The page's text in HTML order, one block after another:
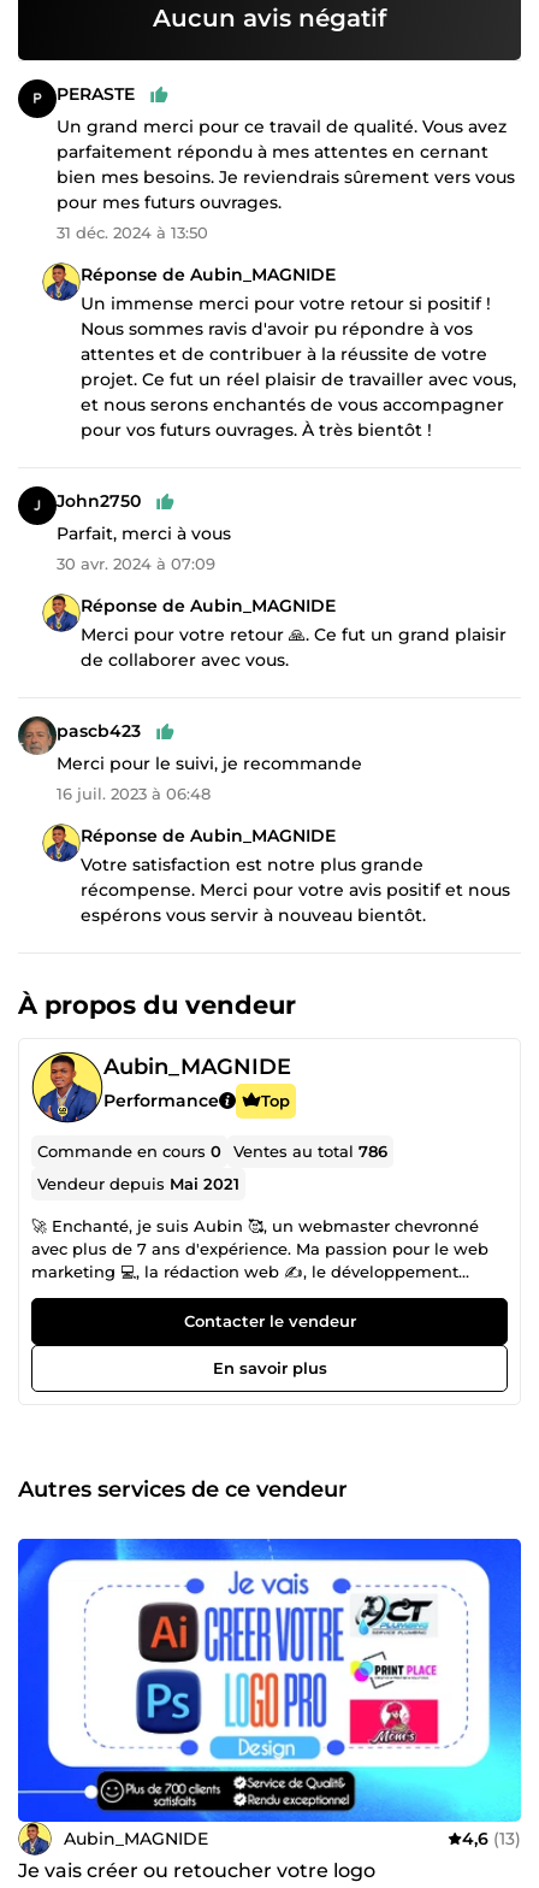
Aucun avis négatif
PERASTE
Un grand merci pour ce travail de qualité. Vous avez
parfaitement répondu à mes attentes en cernant
bien mes besoins. Je reviendrais sûrement vers vous
pour mes futurs ouvrages.
31 déc. 2024 à 13:50
Réponse de Aubin_MAGNIDE
Un immense merci pour votre retour si positif !
Nous sommes ravis d'avoir pu répondre à vos
attentes et de contribuer à la réussite de votre
projet. Ce fut un réel plaisir de travailler avec vous,
et nous serons enchantés de vous accompagner
pour vos futurs ouvrages. À très bientôt !
John2750
Parfait, merci à vous
30 avr. 2024 à 07:09
Réponse de Aubin_MAGNIDE
Merci pour votre retour 🙏. Ce fut un grand plaisir
de collaborer avec vous.
pascb423
Merci pour le suivi, je recommande
16 juil. 2023 à 06:48
Réponse de Aubin_MAGNIDE
Votre satisfaction est notre plus grande
récompense. Merci pour votre avis positif et nous
espérons vous servir à nouveau bientôt.
À propos du vendeur
Aubin_MAGNIDE
Performance Top
Commande en cours0 Ventes au total786
Vendeur depuis Mai 2021
🚀 Enchanté, je suis Aubin 🥰, un webmaster chevronné
avec plus de 7 ans d'expérience. Ma passion pour le web
marketing 💻, la rédaction web ✍️, le développement
d'audience 📈, le développement web 🌐 et le
référencement SEO 🔎 m'a conduit à maîtriser chaque
aspect du domaine. 💪 À la tête d'une équipe dynamique,
comprenant plus de 10 experts talentueux 👨‍💻👩‍💻
partageant ma vision, nous collaborons pour dépasser les
renforçant ainsi notre approche professionnelle et
stratégique. ✅Nous nous engageons à fournir des services
à notre passion ❤️ et à notre engagement envers
l'excellence. ✅ Engagement Total 🌐 Nous sommes
constamment disponibles pour répondre à toutes vos
questions ❓, vous guider à travers nos offres 📋 et vous
assurer une expérience client sans faille. 🌈 Notre objectif
ultime est votre satisfaction 😄. Contactez-nous
maintenant 📩 et découvrez comment nous pouvons
transformer vos idées en réalité ✨. Votre succès est notre
priorité numéro un 🎯.
Contacter le vendeur
En savoir plus
Autres services de ce vendeur
Aubin_MAGNIDE 4,6 (13)
Je vais créer ou retoucher votre logo